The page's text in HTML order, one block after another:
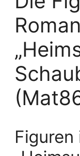
Roman
Figuren